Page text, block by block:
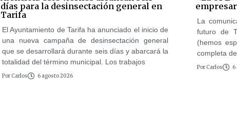
días para la desinsectación general en
Tarifa
El Ayuntamiento de Tarifa ha anunciado el inicio de
una nueva campaña de desinsectación general
que se desarrollará durante seis días y abarcará la
totalidad del término municipal. Los trabajos
Por Carlos 6 agosto 2026
La
futuro de
(hemos
completa
Por Carlos 6